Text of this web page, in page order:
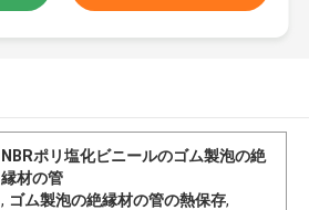
NBRポリ塩化ビニールのゴム製泡の絶
縁材の管
, ゴム製泡の絶縁材の管の熱保存,